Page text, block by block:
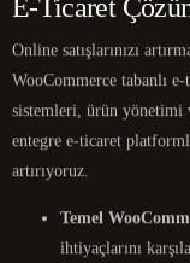
E-Ticaret
Online satışlarınızı
WooCommerce tabanlı
sistemleri, ürün
entegre e-ticaret
artırıyoruz.
Temel
ihtiyaçlarını